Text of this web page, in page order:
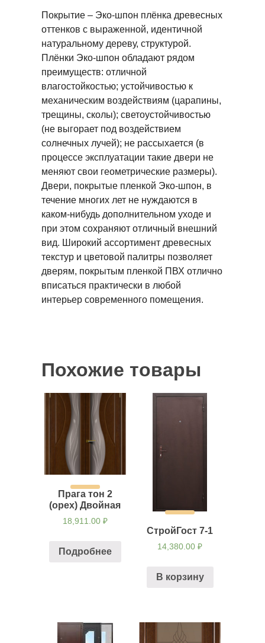
Покрытие – Эко-шпон плёнка древесных
оттенков с выраженной, идентичной
натуральному дереву, структурой.
Плёнки Эко-шпон обладают рядом
преимуществ: отличной
влагостойкостью; устойчивостью к
механическим воздействиям (царапины,
трещины, сколы); светоустойчивостью
(не выгорает под воздействием
солнечных лучей); не рассыхается (в
процессе эксплуатации такие двери не
меняют свои геометрические размеры).
Двери, покрытые пленкой Эко-шпон, в
течение многих лет не нуждаются в
каком-нибудь дополнительном уходе и
при этом сохраняют отличный внешний
вид. Широкий ассортимент древесных
текстур и цветовой палитры позволяет
дверям, покрытым пленкой ПВХ отлично
вписаться практически в любой
интерьер современного помещения.
Похожие товары
Прага тон 2
(орех) Двойная
18,911.00 ₽
Подробнее
СтройГост 7-1
14,380.00₽
В корзину